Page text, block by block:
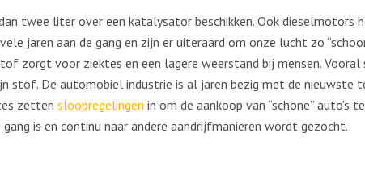
twee liter over een katalysator beschikken. Ook dieselmotors
jaren aan de gang en zijn er uiteraard om onze lucht zo
zorgt voor ziektes en een lagere weerstand bij mensen. Vooral
stof. De automobiel industrie is al jaren bezig met de nieuwste
zetten sloopregelingen in om de aankoop van “schone” auto’s te
is en continu naar andere aandrijfmanieren wordt gezocht.